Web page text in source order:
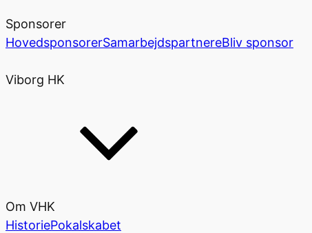
Sponsorer
HovedsponsorerSamarbejdspartnereBliv sponsor
Viborg HK
Om VHK
HistoriePokalskabet